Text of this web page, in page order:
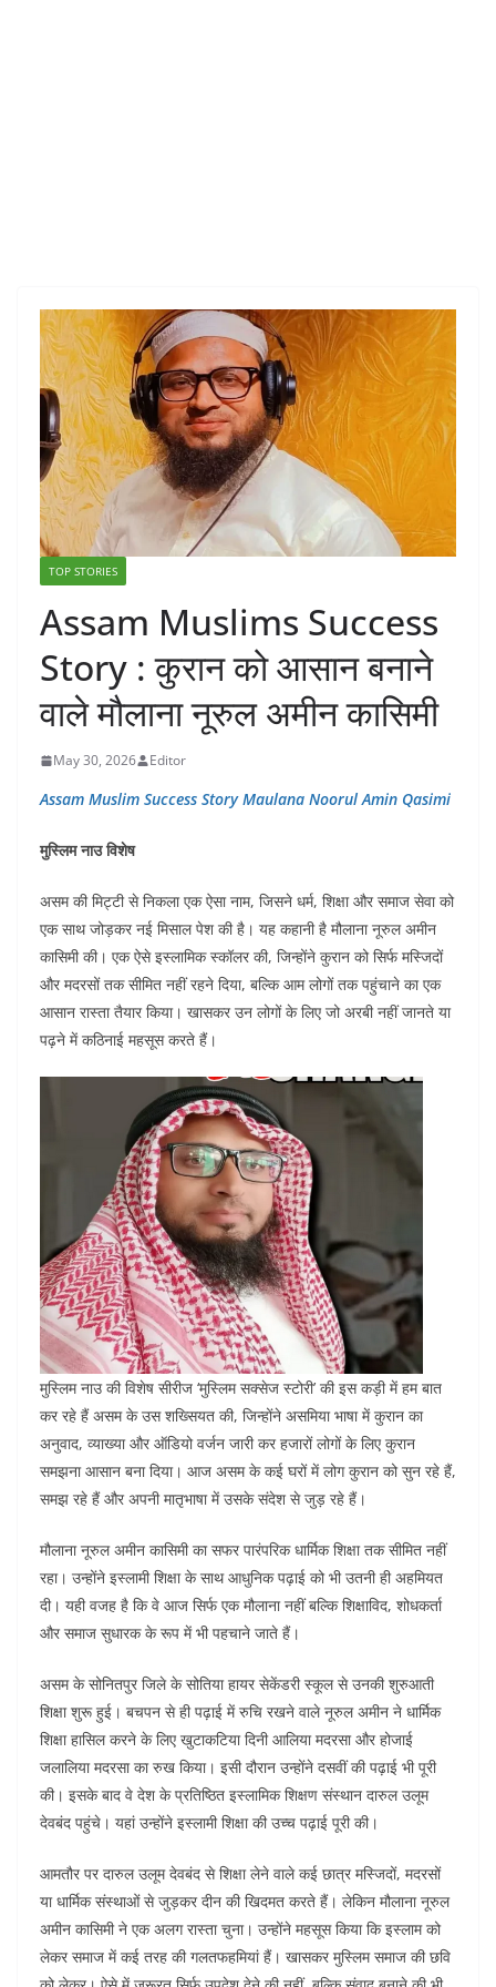
TOP STORIES
Assam Muslims Success
Story : कुरान को आसान बनाने
वाले मौलाना नूरुल अमीन कासिमी
May 30, 2026 Editor
Assam Muslim Success Story Maulana Noorul Amin Qasimi
मुस्लिम नाउ विशेष
असम की मिट्टी से निकला एक ऐसा नाम, जिसने धर्म, शिक्षा और समाज सेवा को
एक साथ जोड़कर नई मिसाल पेश की है। यह कहानी है मौलाना नूरुल अमीन
कासिमी की। एक ऐसे इस्लामिक स्कॉलर की, जिन्होंने कुरान को सिर्फ मस्जिदों
और मदरसों तक सीमित नहीं रहने दिया, बल्कि आम लोगों तक पहुंचाने का एक
आसान रास्ता तैयार किया। खासकर उन लोगों के लिए जो अरबी नहीं जानते या
पढ़ने में कठिनाई महसूस करते हैं।
मुस्लिम नाउ की विशेष सीरीज ‘मुस्लिम सक्सेज स्टोरी’ की इस कड़ी में हम बात
कर रहे हैं असम के उस शख्सियत की, जिन्होंने असमिया भाषा में कुरान का
अनुवाद, व्याख्या और ऑडियो वर्जन जारी कर हजारों लोगों के लिए कुरान
समझना आसान बना दिया। आज असम के कई घरों में लोग कुरान को सुन रहे हैं,
समझ रहे हैं और अपनी मातृभाषा में उसके संदेश से जुड़ रहे हैं।
मौलाना नूरुल अमीन कासिमी का सफर पारंपरिक धार्मिक शिक्षा तक सीमित नहीं
रहा। उन्होंने इस्लामी शिक्षा के साथ आधुनिक पढ़ाई को भी उतनी ही अहमियत
दी। यही वजह है कि वे आज सिर्फ एक मौलाना नहीं बल्कि शिक्षाविद, शोधकर्ता
और समाज सुधारक के रूप में भी पहचाने जाते हैं।
असम के सोनितपुर जिले के सोतिया हायर सेकेंडरी स्कूल से उनकी शुरुआती
शिक्षा शुरू हुई। बचपन से ही पढ़ाई में रुचि रखने वाले नूरुल अमीन ने धार्मिक
शिक्षा हासिल करने के लिए खुटाकटिया दिनी आलिया मदरसा और होजाई
जलालिया मदरसा का रुख किया। इसी दौरान उन्होंने दसवीं की पढ़ाई भी पूरी
की। इसके बाद वे देश के प्रतिष्ठित इस्लामिक शिक्षण संस्थान दारुल उलूम
देवबंद पहुंचे। यहां उन्होंने इस्लामी शिक्षा की उच्च पढ़ाई पूरी की।
आमतौर पर दारुल उलूम देवबंद से शिक्षा लेने वाले कई छात्र मस्जिदों, मदरसों
या धार्मिक संस्थाओं से जुड़कर दीन की खिदमत करते हैं। लेकिन मौलाना नूरुल
अमीन कासिमी ने एक अलग रास्ता चुना। उन्होंने महसूस किया कि इस्लाम को
लेकर समाज में कई तरह की गलतफहमियां हैं। खासकर मुस्लिम समाज की छवि